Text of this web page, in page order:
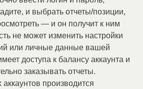
и выбрать отчеты/позиции,
— и он получит к ним
не может изменить настройки
или личные данные вашей
доступа к балансу аккаунта и
заказывать отчеты.
производится